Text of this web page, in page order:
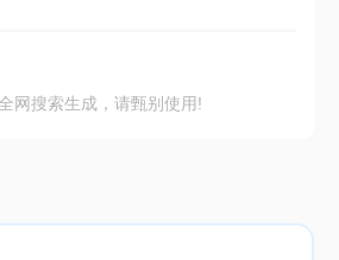
网搜索生成，请甄别使用!